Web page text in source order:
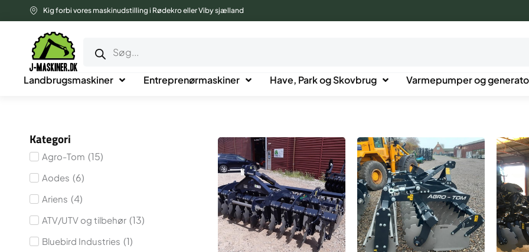
til
indholdet
Kig forbi vores maskinudstilling i Rødekro eller Viby sjælland
Landbrugsmaskiner Entreprenørmaskiner Have, Park og Skovbrug Varmepumper og
Kategori
Agro-Tom (15)
Aodes (6)
Ariens (4)
ATV/UTV og tilbehør (13)
Bluebird Industries (1)